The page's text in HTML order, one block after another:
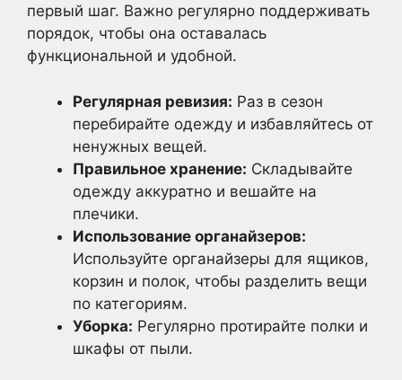
первый шаг. Важно регулярно поддерживать
порядок, чтобы она оставалась
функциональной и удобной.
Регулярная ревизия: Раз в сезон
перебирайте одежду и избавляйтесь от
ненужных вещей.
Правильное хранение: Складывайте
одежду аккуратно и вешайте на
плечики.
Использование органайзеров:
Используйте органайзеры для ящиков,
корзин и полок, чтобы разделить вещи
по категориям.
Уборка: Регулярно протирайте полки и
шкафы от пыли.